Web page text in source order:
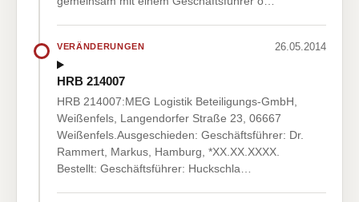
VERÄNDERUNGEN 26.05.2014
HRB 214007
HRB 214007:MEG Logistik Beteiligungs-GmbH,
Weißenfels, Langendorfer Straße 23, 06667
Weißenfels.Ausgeschieden: Geschäftsführer: Dr.
Rammert, Markus, Hamburg, *XX.XX.XXXX.
Bestellt: Geschäftsführer: Huckschla…